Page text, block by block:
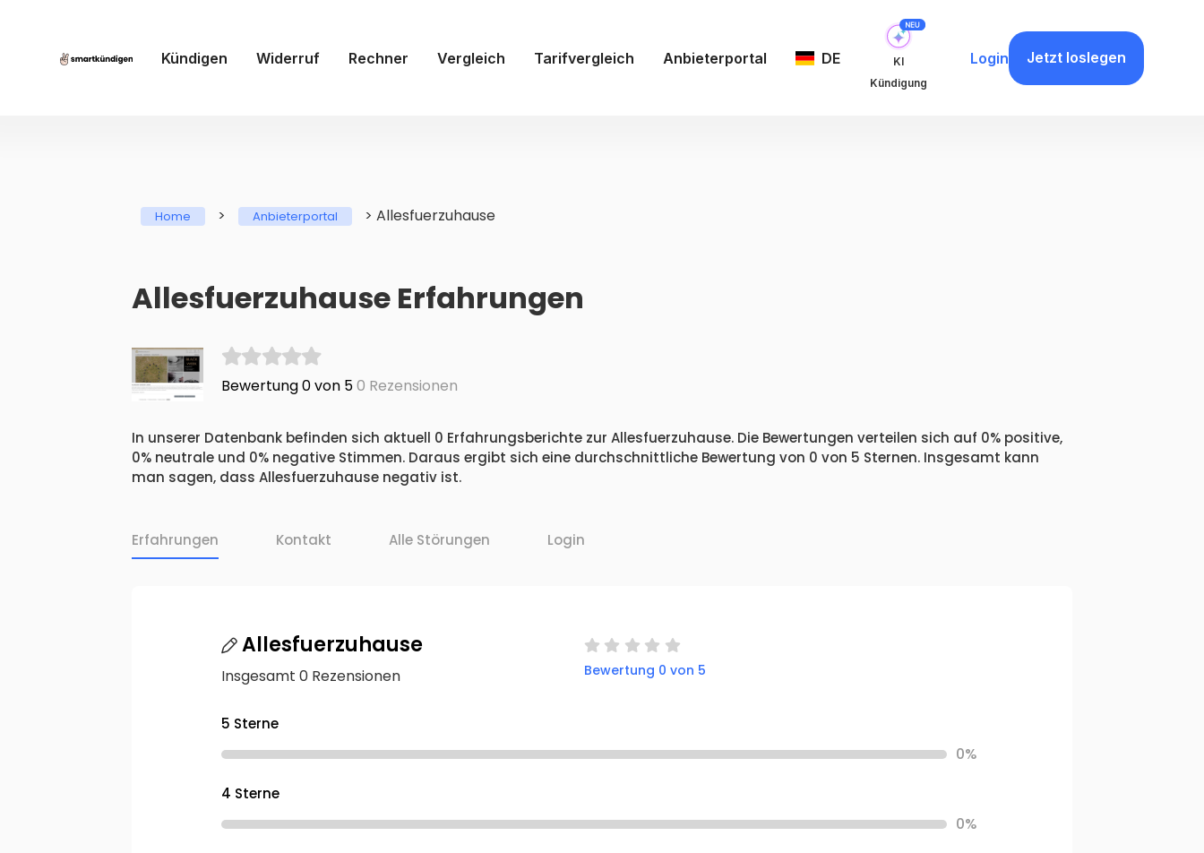
Kündigen Widerruf Rechner Vergleich Tarifvergleich Anbieterportal DE
KI
Kündigung
Login Jetzt loslegen
Home > Anbieterportal > Allesfuerzuhause
Allesfuerzuhause Erfahrungen
Bewertung 0 von 50 Rezensionen
In unserer Datenbank befinden sich aktuell 0 Erfahrungsberichte zur Allesfuerzuhause. Die Bewertungen verteilen sich auf 0% positive,
0% neutrale und 0% negative Stimmen. Daraus ergibt sich eine durchschnittliche Bewertung von 0 von 5 Sternen. Insgesamt kann
man sagen, dass Allesfuerzuhause negativ ist.
Erfahrungen Kontakt Alle Störungen Login
Allesfuerzuhause
Insgesamt 0 Rezensionen Bewertung 0 von 5
5 Sterne
0%
4 Sterne
0%